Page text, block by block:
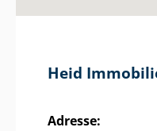
Heid
Adresse: